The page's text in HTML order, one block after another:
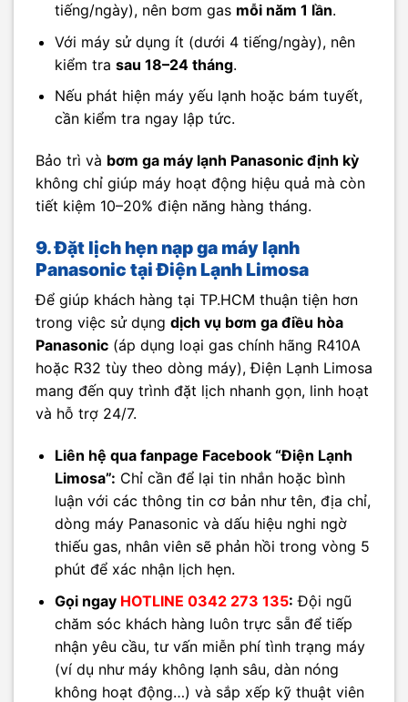
tiếng/ngày), nên bơm gas mỗi năm 1 lần.
Với máy sử dụng ít (dưới 4 tiếng/ngày), nên
kiểm tra sau 18–24 tháng.
Nếu phát hiện máy yếu lạnh hoặc bám tuyết,
cần kiểm tra ngay lập tức.
Bảo trì và bơm ga máy lạnh Panasonic định kỳ
không chỉ giúp máy hoạt động hiệu quả mà còn
tiết kiệm 10–20% điện năng hàng tháng.
9. Đặt lịch hẹn nạp ga máy lạnh
Panasonic tại Điện Lạnh Limosa
Để giúp khách hàng tại TP.HCM thuận tiện hơn
trong việc sử dụng dịch vụ bơm ga điều hòa
Panasonic (áp dụng loại gas chính hãng R410A
hoặc R32 tùy theo dòng máy), Điện Lạnh Limosa
mang đến quy trình đặt lịch nhanh gọn, linh hoạt
và hỗ trợ 24/7.
Liên hệ qua fanpage Facebook “Điện Lạnh
Limosa”: Chỉ cần để lại tin nhắn hoặc bình
luận với các thông tin cơ bản như tên, địa chỉ,
dòng máy Panasonic và dấu hiệu nghi ngờ
thiếu gas, nhân viên sẽ phản hồi trong vòng 5
phút để xác nhận lịch hẹn.
Gọi ngay HOTLINE 0342 273 135: Đội ngũ
chăm sóc khách hàng luôn trực sẵn để tiếp
nhận yêu cầu, tư vấn miễn phí tình trạng máy
(ví dụ như máy không lạnh sâu, dàn nóng
không hoạt động…) và sắp xếp kỹ thuật viên